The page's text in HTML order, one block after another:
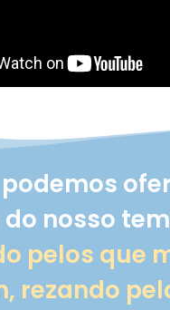
nosso
pelos que
rezando